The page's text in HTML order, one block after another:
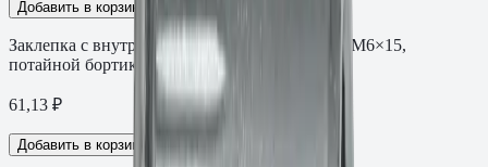
Добавить в корзину
Заклепка с внутренней резьбой СТ С винтом M6×15,
потайной бортик
61,13 ₽
Добавить в корзину